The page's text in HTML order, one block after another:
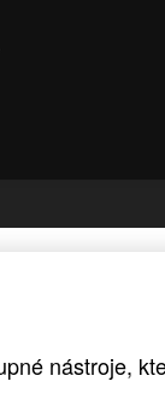
nástroje,